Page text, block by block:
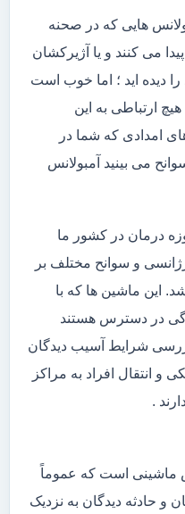
هایی که در صحنه
می کنند و یا آژیرکشان
دیده اید ؛ اما خوب است
ارتباطی به این
امدادی که شما در
می بینید آمبولانس
درمان در کشور ما
و سوانح مختلف بر
این ماشین ها که با
۱۱۵ به سادگی در دسترس هستند
شرایط آسیب دیدگان
انتقال افراد به مراکز
.
ماشینی است که عموماً
و حادثه دیدگان به نزدیک